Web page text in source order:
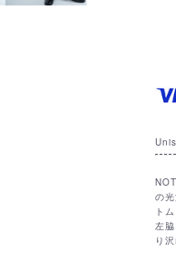
の
ト
左
り